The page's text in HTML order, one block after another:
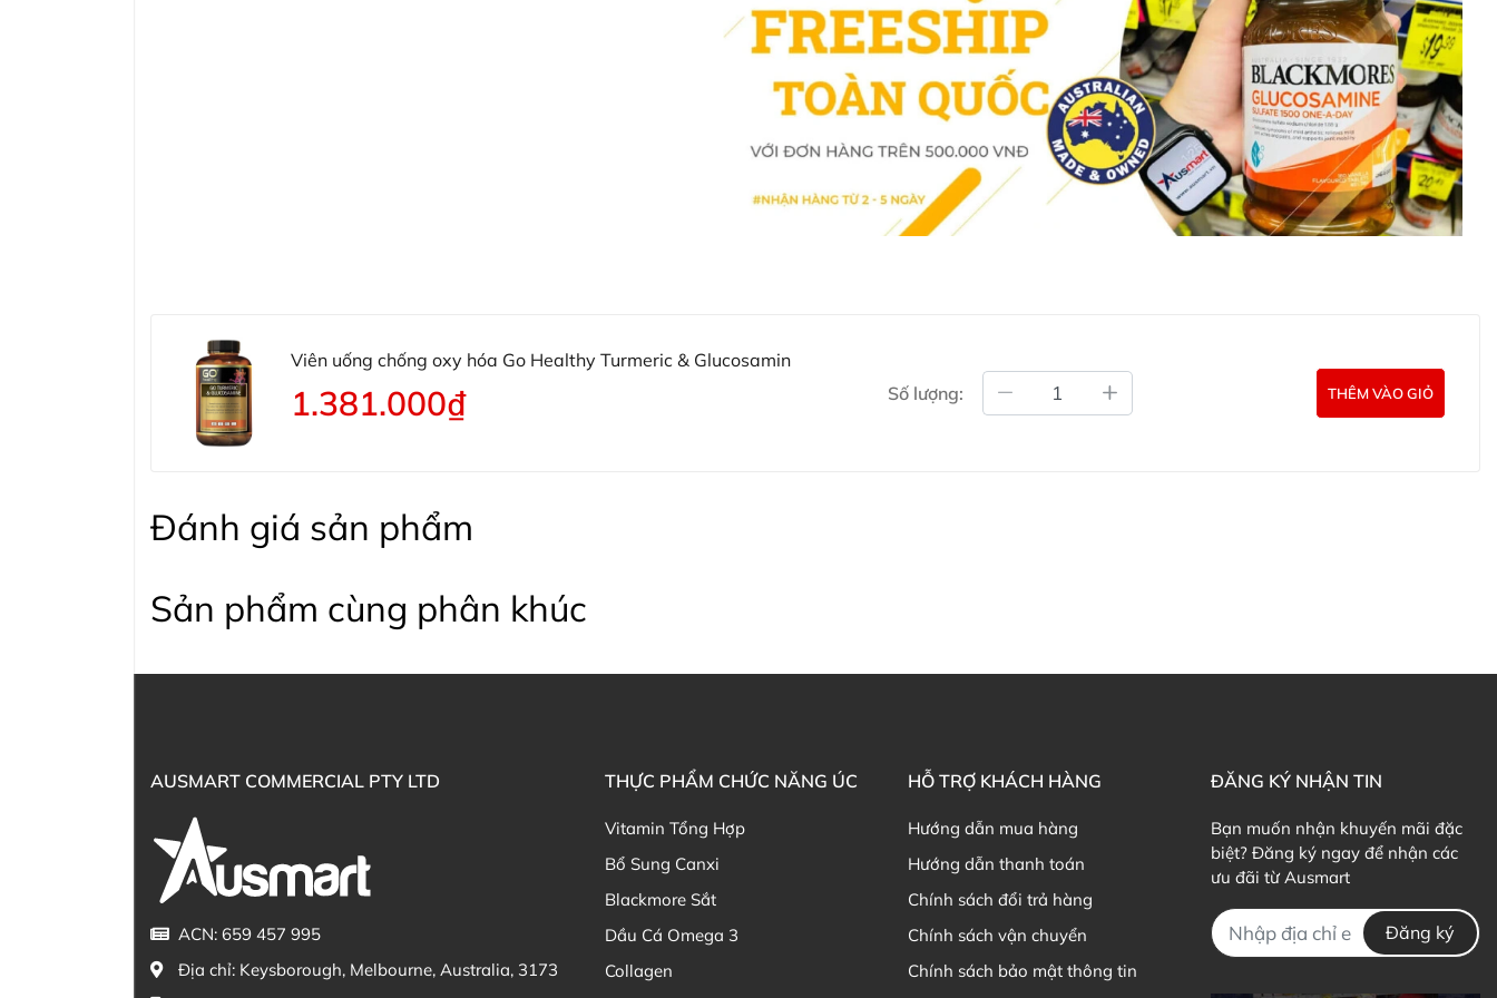
Mua Viên uống chống oxy hóa Go Healthy Turmeric & Glucosamin ở đâu?
Khách hàng có thể đặt mua Viên uống chống oxy hóa Go Healthy Turmeric & Glucosamin
trực tiếp trên website hoặc liên hệ với các kênh tư vấn hỗ trợ khách hàng của Ausmart tại:
Facebook Ausmart.au| Hàng Úc chính hãng
Zalo Ausmart.au| Ausmart Commercial Pty Ltd (Australia)
Điện thoại liên hệ đặt hàng: 0902.571.389
Thạc sĩ Điều dưỡng & Cố vấn sản phẩm Lily Huỳnh Đã duyệt nội dung
Viên uống chống oxy hóa Go Healthy Turmeric & Glucosamin
1.381.000₫ Số lượng: THÊM VÀO GIỎ
Đánh giá sản phẩm
Sản phẩm cùng phân khúc
AUSMART COMMERCIAL PTY LTD
ACN: 659 457 995
Địa chỉ: Keysborough, Melbourne, Australia, 3173
THỰC PHẨM CHỨC NĂNG ÚC
Vitamin Tổng Hợp
Bổ Sung Canxi
Blackmore Sắt
Dầu Cá Omega 3
Collagen
HỖ TRỢ KHÁCH HÀNG
Hướng dẫn mua hàng
Hướng dẫn thanh toán
Chính sách đổi trả hàng
Chính sách vận chuyển
Chính sách bảo mật thông tin
ĐĂNG KÝ NHẬN TIN
Bạn muốn nhận khuyến mãi đặc
biệt? Đăng ký ngay để nhận các
ưu đãi từ Ausmart
Đăng ký